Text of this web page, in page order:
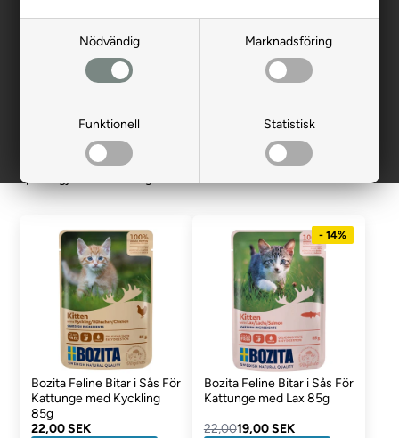
Nödvändig Marknadsföring
Funktionell Statistisk
12 veckor gamla kattunge. En kattunge kan vara svag vid födseln
och kan ha nytta av lite modersmjölk. Kattungar bör få foder
designat för kattungar, eftersom det innehåller allt en kattunge
behöver under sin första levnadstid.
När man vill välkomna en liten ny kattunge till familjen, finns det
en del saker att hålla koll på. Det allra viktigaste är naturligtvis
dess mat. Därför kan du här se den kattmat vi erbjuder, som är
specialgjord för kattungen.
Bozita Feline Bitar i Sås För
Kattunge med Kyckling
85g
22,00 SEK
- 14%
Bozita Feline Bitar i Sås För
Kattunge med Lax 85g
22,0019,00 SEK